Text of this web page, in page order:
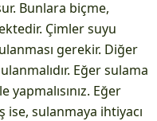
Bunlara biçme,
Çimler suyu
gerekir. Diğer
Eğer sulama
Eğer
sulanmaya ihtiyacı